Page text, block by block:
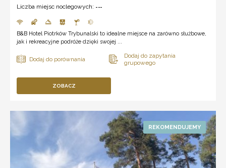
Liczba miejsc noclegowych: ---
B&B Hotel Piotrków Trybunalski to idealne miejsce na zarówno służbowe,
jak i rekreacyjne podróże dzięki swojej ...
ZOBACZ